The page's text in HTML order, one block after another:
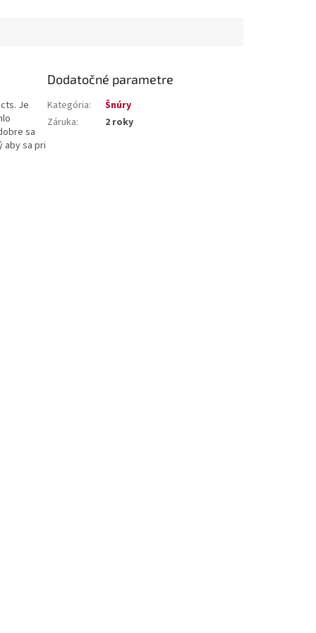
Je
sa
aby sa pri
Dodatočné parametre
Kategória:
Šnúry
Záruka: 2 roky